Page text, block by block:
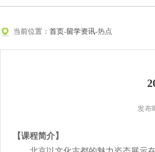
当前位置： 首页-留学资讯-热点
发布
【课程简介】